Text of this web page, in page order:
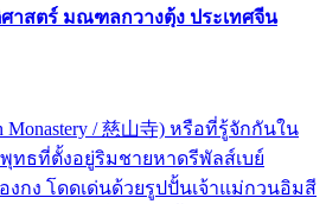
าสตร์ มณฑลกวางตุ้ง ประเทศจีน
Monastery / 慈山寺) หรือที่รู้จักกันใน
ทธที่ตั้งอยู่ริมชายหาดรีพัลส์เบย์
องกง โดดเด่นด้วยรูปปั้นเจ้าแม่กวนอิมสี